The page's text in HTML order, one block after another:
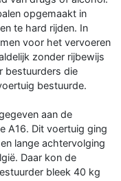
opgemaakt in
te hard rijden. In
voor het vervoeren
zonder rijbewijs
bestuurders die
bestuurde.
aan de
A16. Dit voertuig ging
lange achtervolging
Daar kon de
bleek 40 kg